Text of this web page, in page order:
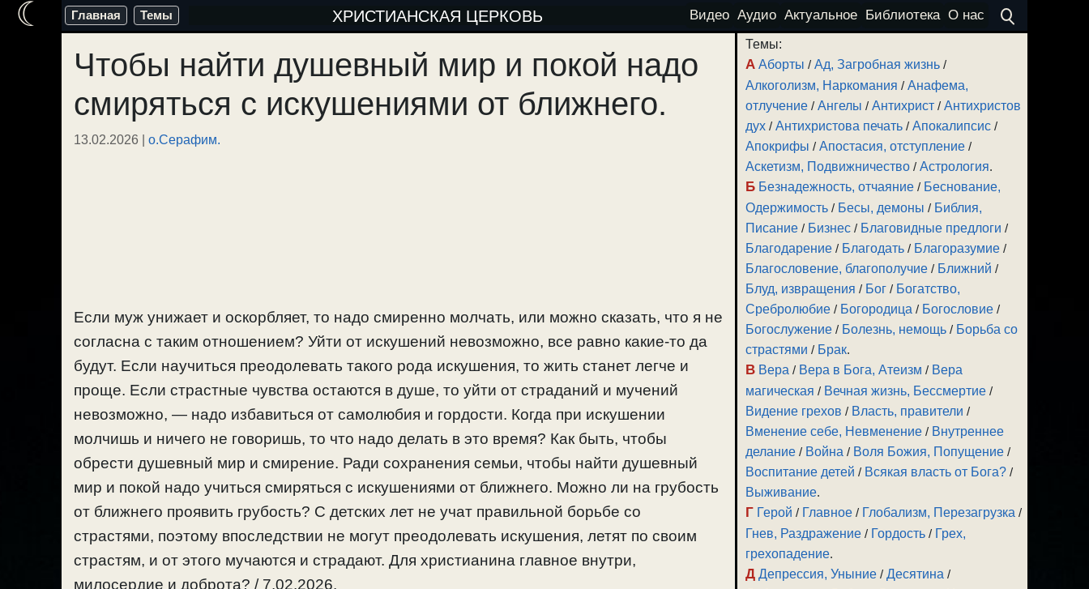
Перейти
содержимому
Главная Темы ХРИСТИАНСКАЯ ЦЕРКОВЬ Видео Аудио Актуальное Библиотека О нас
Чтобы найти душевный мир и покой надо
смиряться с искушениями от ближнего.
13.02.2026 | о.Серафим.
Если муж унижает и оскорбляет, то надо смиренно молчать, или можно сказать, что я не
согласна с таким отношением? Уйти от искушений невозможно, все равно какие-то да
будут. Если научиться преодолевать такого рода искушения, то жить станет легче и
проще. Если страстные чувства остаются в душе, то уйти от страданий и мучений
невозможно, — надо избавиться от самолюбия и гордости. Когда при искушении
молчишь и ничего не говоришь, то что надо делать в это время? Как быть, чтобы
обрести душевный мир и смирение. Ради сохранения семьи, чтобы найти душевный
мир и покой надо учиться смиряться с искушениями от ближнего. Можно ли на грубость
от ближнего проявить грубость? С детских лет не учат правильной борьбе со
страстями, поэтому впоследствии не могут преодолевать искушения, летят по своим
страстям, и от этого мучаются и страдают. Для христианина главное внутри,
милосердие и доброта? / 7.02.2026.
Темы:
А Аборты /Ад, Загробная жизнь /
Алкоголизм, Наркомания /Анафема,
отлучение /Ангелы /Антихрист /Антихристов
дух /Антихристова печать /Апокалипсис /
Апокрифы /Апостасия, отступление /
Аскетизм, Подвижничество /Астрология.
Б Безнадежность, отчаяние / Беснование,
Одержимость / Бесы, демоны / Библия,
Писание / Бизнес / Благовидные предлоги /
Благодарение / Благодать / Благоразумие /
Благословение, благополучие / Ближний /
Блуд, извращения / Бог / Богатство,
Сребролюбие / Богородица / Богословие /
Богослужение / Болезнь, немощь / Борьба со
страстями / Брак.
В Вера / Вера в Бога, Атеизм / Вера
магическая / Вечная жизнь, Бессмертие /
Видение грехов / Власть, правители /
Вменение себе, Невменение / Внутреннее
делание / Война / Воля Божия, Попущение /
Воспитание детей / Всякая власть от Бога? /
Выживание.
Г Герой / Главное / Глобализм, Перезагрузка /
Гнев, Раздражение / Гордость / Грех,
грехопадение.
Д Депрессия, Уныние /Десятина /
☾